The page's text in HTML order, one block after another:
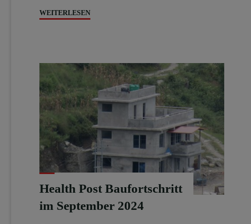
WEITERLESEN"Health
und
umliegenden
Dörfern"
Health Post Baufortschritt
im September 2024